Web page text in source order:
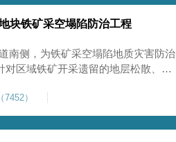
块铁矿采空塌陷防治工程
南侧，为铁矿采空塌陷地质灾害防治
区域铁矿开采遗留的地层松散、裂
底改善地块建设条件，实现矿区地质
7452）